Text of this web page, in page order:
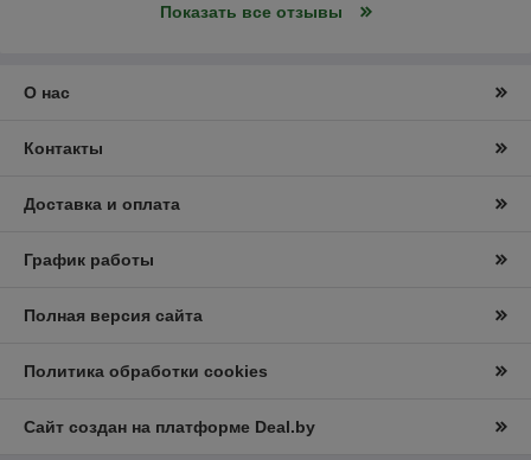
Показать все отзывы
О нас
Контакты
Доставка и оплата
График работы
Полная версия сайта
Политика обработки cookies
Сайт создан на платформе Deal.by